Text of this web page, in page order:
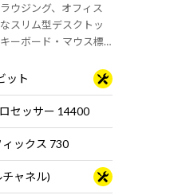
ウジング、オフィス
スリム型デスクトッ
ーボード・マウス標
ット
セッサー 14400
ックス 730
ャネル)